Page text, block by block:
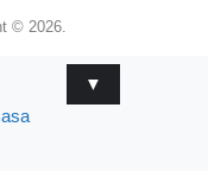
© 2026.
▼